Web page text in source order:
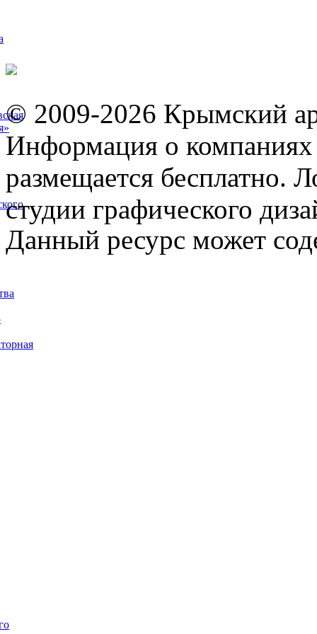
© 2009-2026 Крымский
Информация о компаниях
размещается бесплатно.
студии графического
Данный ресурс может